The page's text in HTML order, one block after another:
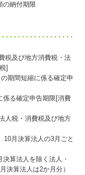
の納付期限
税及び地方消費税・法
]
期間短縮に係る確定申
係る確定申告期限[消費
人税・消費税及び地方
10月決算法人の3月ごと
算法人を除く法人・
決算法人は2か月分）